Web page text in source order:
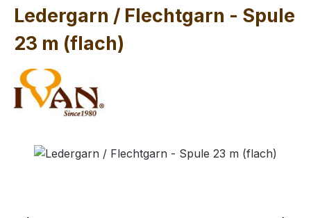
Ledergarn / Flechtgarn - Spule
23 m (flach)
Bildergalerie überspringen